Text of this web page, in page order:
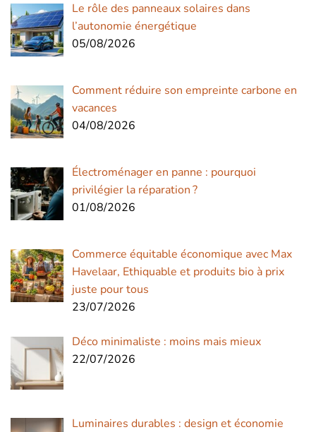
Le rôle des panneaux solaires dans
l’autonomie énergétique
05/08/2026
Comment réduire son empreinte carbone en
vacances
04/08/2026
Électroménager en panne : pourquoi
privilégier la réparation ?
01/08/2026
Commerce équitable économique avec Max
Havelaar, Ethiquable et produits bio à prix
juste pour tous
23/07/2026
Déco minimaliste : moins mais mieux
22/07/2026
Luminaires durables : design et économie